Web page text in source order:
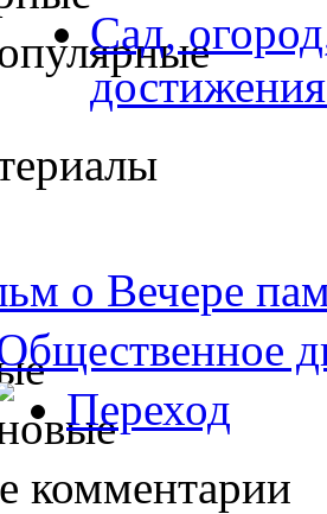
Сад,
о Вечере
Переход
комментарии